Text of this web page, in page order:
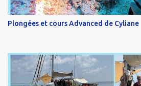
Plongées et cours Advanced de Cyliane